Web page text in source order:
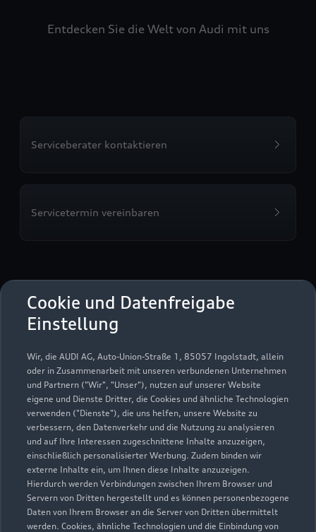
Cookie und Datenfreigabe
Einstellung
Wir, die AUDI AG, Auto-Union-Straße 1, 85057 Ingolstadt, allein
oder in Zusammenarbeit mit unseren verbundenen Unternehmen
und Partnern ("Wir", "Unser"), nutzen auf unserer Website
eigene und Dienste Dritter, die Cookies und ähnliche Technologien
verwenden ("Dienste"), die uns helfen, unsere Website zu
verbessern, den Datenverkehr und die Nutzung zu analysieren
und auf Ihre Interessen zugeschnittene Inhalte anzuzeigen,
einschließlich personalisierter Werbung. Zudem binden wir
externe Inhalte ein, um Ihnen diese Inhalte anzuzeigen.
Hierdurch werden Verbindungen zwischen Ihrem Browser und
Servern von Dritten hergestellt und es können personenbezogene
Daten von Ihrem Browser an die Server von Dritten übermittelt
werden. Cookies, ähnliche Technologien und die Einbindung von
Entdecken Sie die Welt von Audi mit uns
Serviceberater kontaktieren
Servicetermin vereinbaren
Autohaus Joachim Huster
GmbH Standort Zwickau